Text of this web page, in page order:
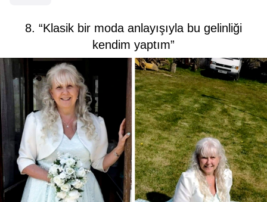
8. “Klasik bir moda anlayışıyla bu gelinliği
kendim yaptım”